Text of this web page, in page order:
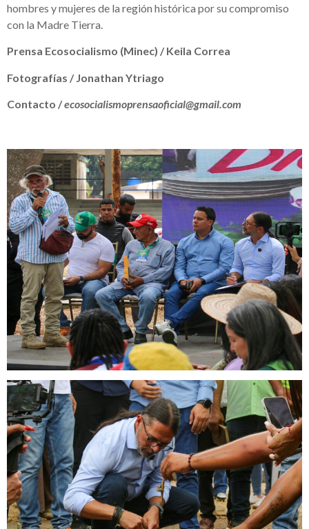
hombres y mujeres de la región histórica por su compromiso
con la Madre Tierra.
Prensa Ecosocialismo (Minec) / Keila Correa
Fotografías / Jonathan Ytriago
Contacto /ecosocialismoprensaoficial@gmail.com